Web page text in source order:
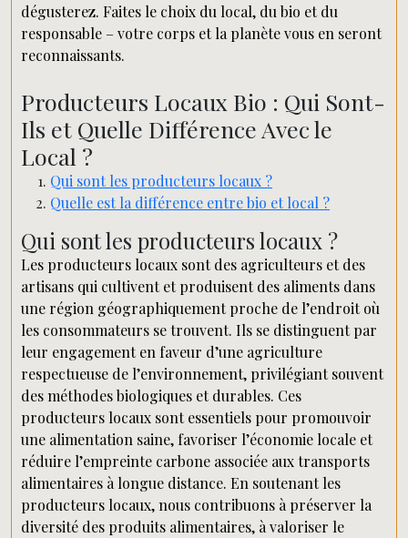
dégusterez. Faites le choix du local, du bio et du
responsable – votre corps et la planète vous en seront
reconnaissants.
Producteurs Locaux Bio : Qui Sont-
Ils et Quelle Différence Avec le
Local ?
Qui sont les producteurs locaux ?
Quelle est la différence entre bio et local ?
Qui sont les producteurs locaux ?
Les producteurs locaux sont des agriculteurs et des
artisans qui cultivent et produisent des aliments dans
une région géographiquement proche de l’endroit où
les consommateurs se trouvent. Ils se distinguent par
leur engagement en faveur d’une agriculture
respectueuse de l’environnement, privilégiant souvent
des méthodes biologiques et durables. Ces
producteurs locaux sont essentiels pour promouvoir
une alimentation saine, favoriser l’économie locale et
réduire l’empreinte carbone associée aux transports
alimentaires à longue distance. En soutenant les
producteurs locaux, nous contribuons à préserver la
diversité des produits alimentaires, à valoriser le